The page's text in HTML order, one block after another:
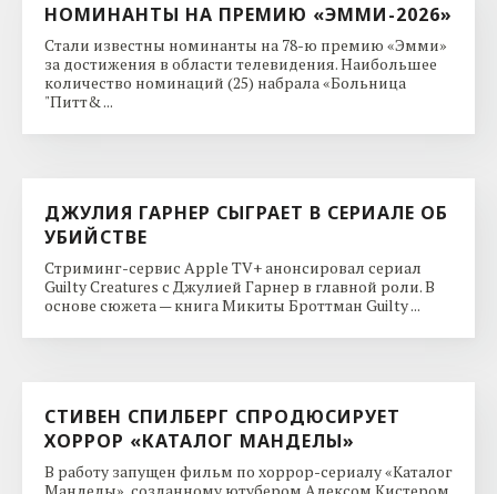
НОМИНАНТЫ НА ПРЕМИЮ «ЭММИ-2026»
Стали известны номинанты на 78-ю премию «Эмми»
за достижения в области телевидения. Наибольшее
количество номинаций (25) набрала «Больница
"Питт& ...
ДЖУЛИЯ ГАРНЕР СЫГРАЕТ В СЕРИАЛЕ ОБ
УБИЙСТВЕ
Стриминг-сервис Apple TV+ анонсировал сериал
Guilty Creatures с Джулией Гарнер в главной роли. В
основе сюжета — книга Микиты Броттман Guilty ...
СТИВЕН СПИЛБЕРГ СПРОДЮСИРУЕТ
ХОРРОР «КАТАЛОГ МАНДЕЛЫ»
В работу запущен фильм по хоррор-сериалу «Каталог